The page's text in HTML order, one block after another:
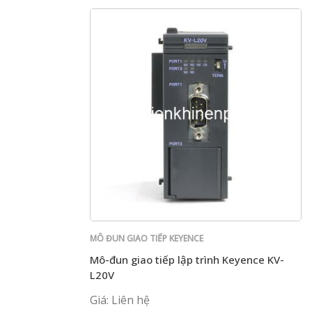
MÔ ĐUN GIAO TIẾP KEYENCE
Mô-đun giao tiếp lập trình Keyence KV-
L20V
Giá: Liên hệ